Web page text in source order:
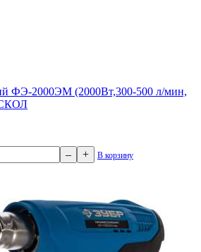
ФЭ-2000ЭМ (2000Вт,300-500 л/мин,
– + В корзину